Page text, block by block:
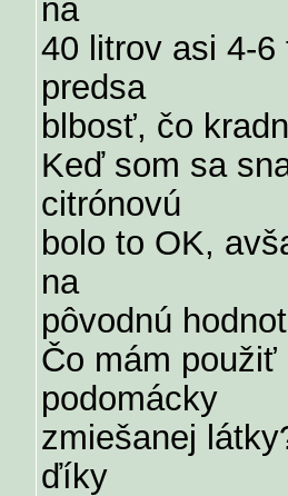
na
40 litrov asi 4-
predsa
blbosť, čo
Keď som sa
citrónovú
bolo to OK,
na
pôvodnú
Čo mám použiť
podomácky
zmiešanej
ďíky